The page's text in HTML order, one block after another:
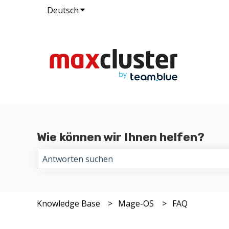
DeutschUntermenü für Übersetzungen
Wie können wir Ihnen helfen?
Knowledge Base Mage-OS FAQ